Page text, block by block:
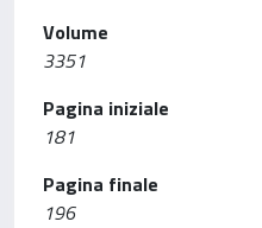
Volume
3351
Pagina iniziale
181
Pagina finale
196